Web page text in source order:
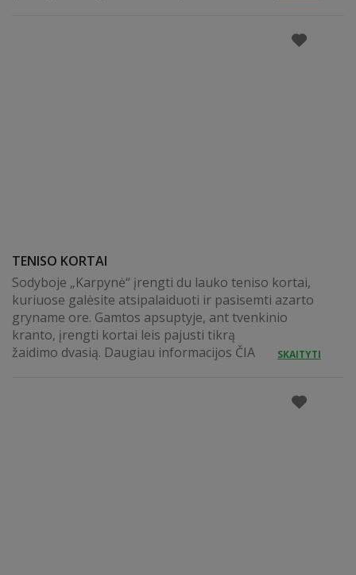
TENISO KORTAI
Sodyboje „Karpynė“ įrengti du lauko teniso kortai,
kuriuose galėsite atsipalaiduoti ir pasisemti azarto
gryname ore. Gamtos apsuptyje, ant tvenkinio
kranto, įrengti kortai leis pajusti tikrą
žaidimo dvasią. Daugiau informacijos ČIA
SKAITYTI